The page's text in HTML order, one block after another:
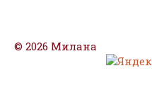
© 2026 Милана